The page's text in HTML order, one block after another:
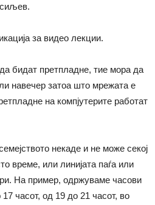
за видео лекции.
бидат претпладне, тие мора да
навечер затоа што мрежата е
на компјутерите работат
некаде и не може секој
време, или линијата паѓа или
На пример, одржуваме часови
часот, од 19 до 21 часот, во